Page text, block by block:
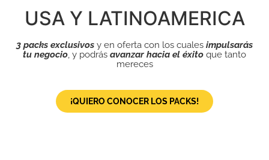
USA Y LATINOAMERICA
3 packs exclusivos y en oferta con los cuales impulsarás
tu negocio, y podrás avanzar hacia el éxito que tanto
mereces
¡QUIERO CONOCER LOS PACKS!